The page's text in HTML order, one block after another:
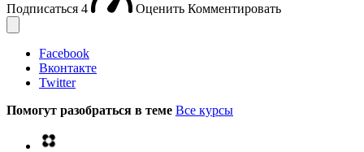
Подписаться 4 Оценить Комментировать
Facebook
Вконтакте
Twitter
Помогут разобраться в теме Все курсы